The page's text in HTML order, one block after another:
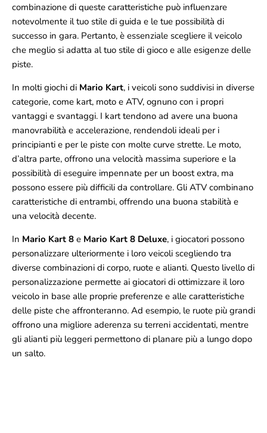
combinazione di queste caratteristiche può influenzare
notevolmente il tuo stile di guida e le tue possibilità di
successo in gara. Pertanto, è essenziale scegliere il veicolo
che meglio si adatta al tuo stile di gioco e alle esigenze delle
piste.
In molti giochi di Mario Kart, i veicoli sono suddivisi in diverse
categorie, come kart, moto e ATV, ognuno con i propri
vantaggi e svantaggi. I kart tendono ad avere una buona
manovrabilità e accelerazione, rendendoli ideali per i
principianti e per le piste con molte curve strette. Le moto,
d’altra parte, offrono una velocità massima superiore e la
possibilità di eseguire impennate per un boost extra, ma
possono essere più difficili da controllare. Gli ATV combinano
caratteristiche di entrambi, offrendo una buona stabilità e
una velocità decente.
In Mario Kart 8 e Mario Kart 8 Deluxe, i giocatori possono
personalizzare ulteriormente i loro veicoli scegliendo tra
diverse combinazioni di corpo, ruote e alianti. Questo livello di
personalizzazione permette ai giocatori di ottimizzare il loro
veicolo in base alle proprie preferenze e alle caratteristiche
delle piste che affronteranno. Ad esempio, le ruote più grandi
offrono una migliore aderenza su terreni accidentati, mentre
gli alianti più leggeri permettono di planare più a lungo dopo
un salto.